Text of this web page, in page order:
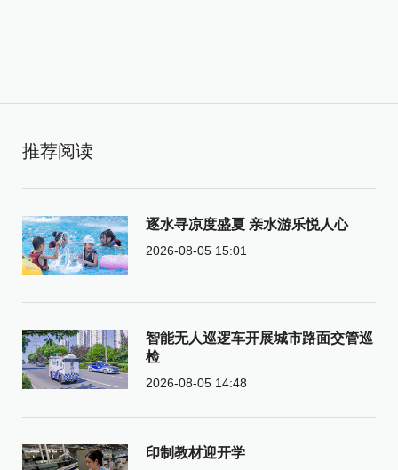
推荐阅读
逐水寻凉度盛夏 亲水游乐悦人心
2026-08-05 15:01
智能无人巡逻车开展城市路面交管巡
检
2026-08-05 14:48
印制教材迎开学